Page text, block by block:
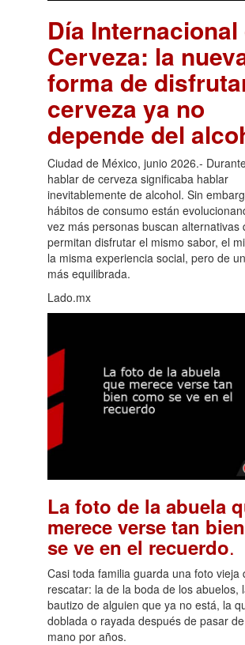
Día Internacional
Cerveza: la
forma de
cerveza ya no
depende del
Ciudad de México, junio 2026.-
hablar de cerveza significaba hablar
inevitablemente de alcohol. Sin
hábitos de consumo están
vez más personas buscan alternativas
permitan disfrutar el mismo sabor, el
la misma experiencia social, pero de
más equilibrada.
Lado.mx
La foto de la abuela
merece verse tan
se ve en el recuerdo.
Casi toda familia guarda una foto vieja
rescatar: la de la boda de los abuelos,
bautizo de alguien que ya no está, la
doblada o rayada después de pasar
mano por años.